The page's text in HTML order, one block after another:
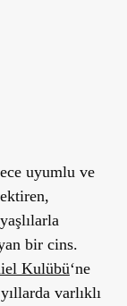
uyumlu ve
bir cins.
Kulübü‘ne
varlıklı